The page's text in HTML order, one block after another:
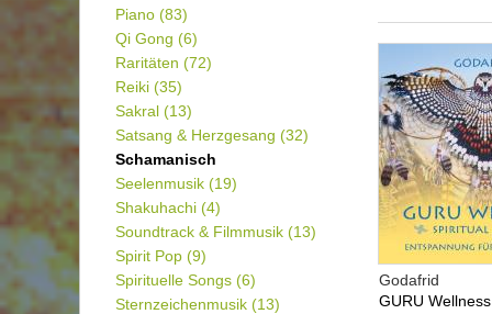
Piano (83)
Qi Gong (6)
Raritäten (72)
Reiki (35)
Sakral (13)
Satsang & Herzgesang (32)
Schamanisch
Seelenmusik (19)
Shakuhachi (4)
Soundtrack & Filmmusik (13)
Spirit Pop (9)
Spirituelle Songs (6)
Sternzeichenmusik (13)
Godafrid
GURU